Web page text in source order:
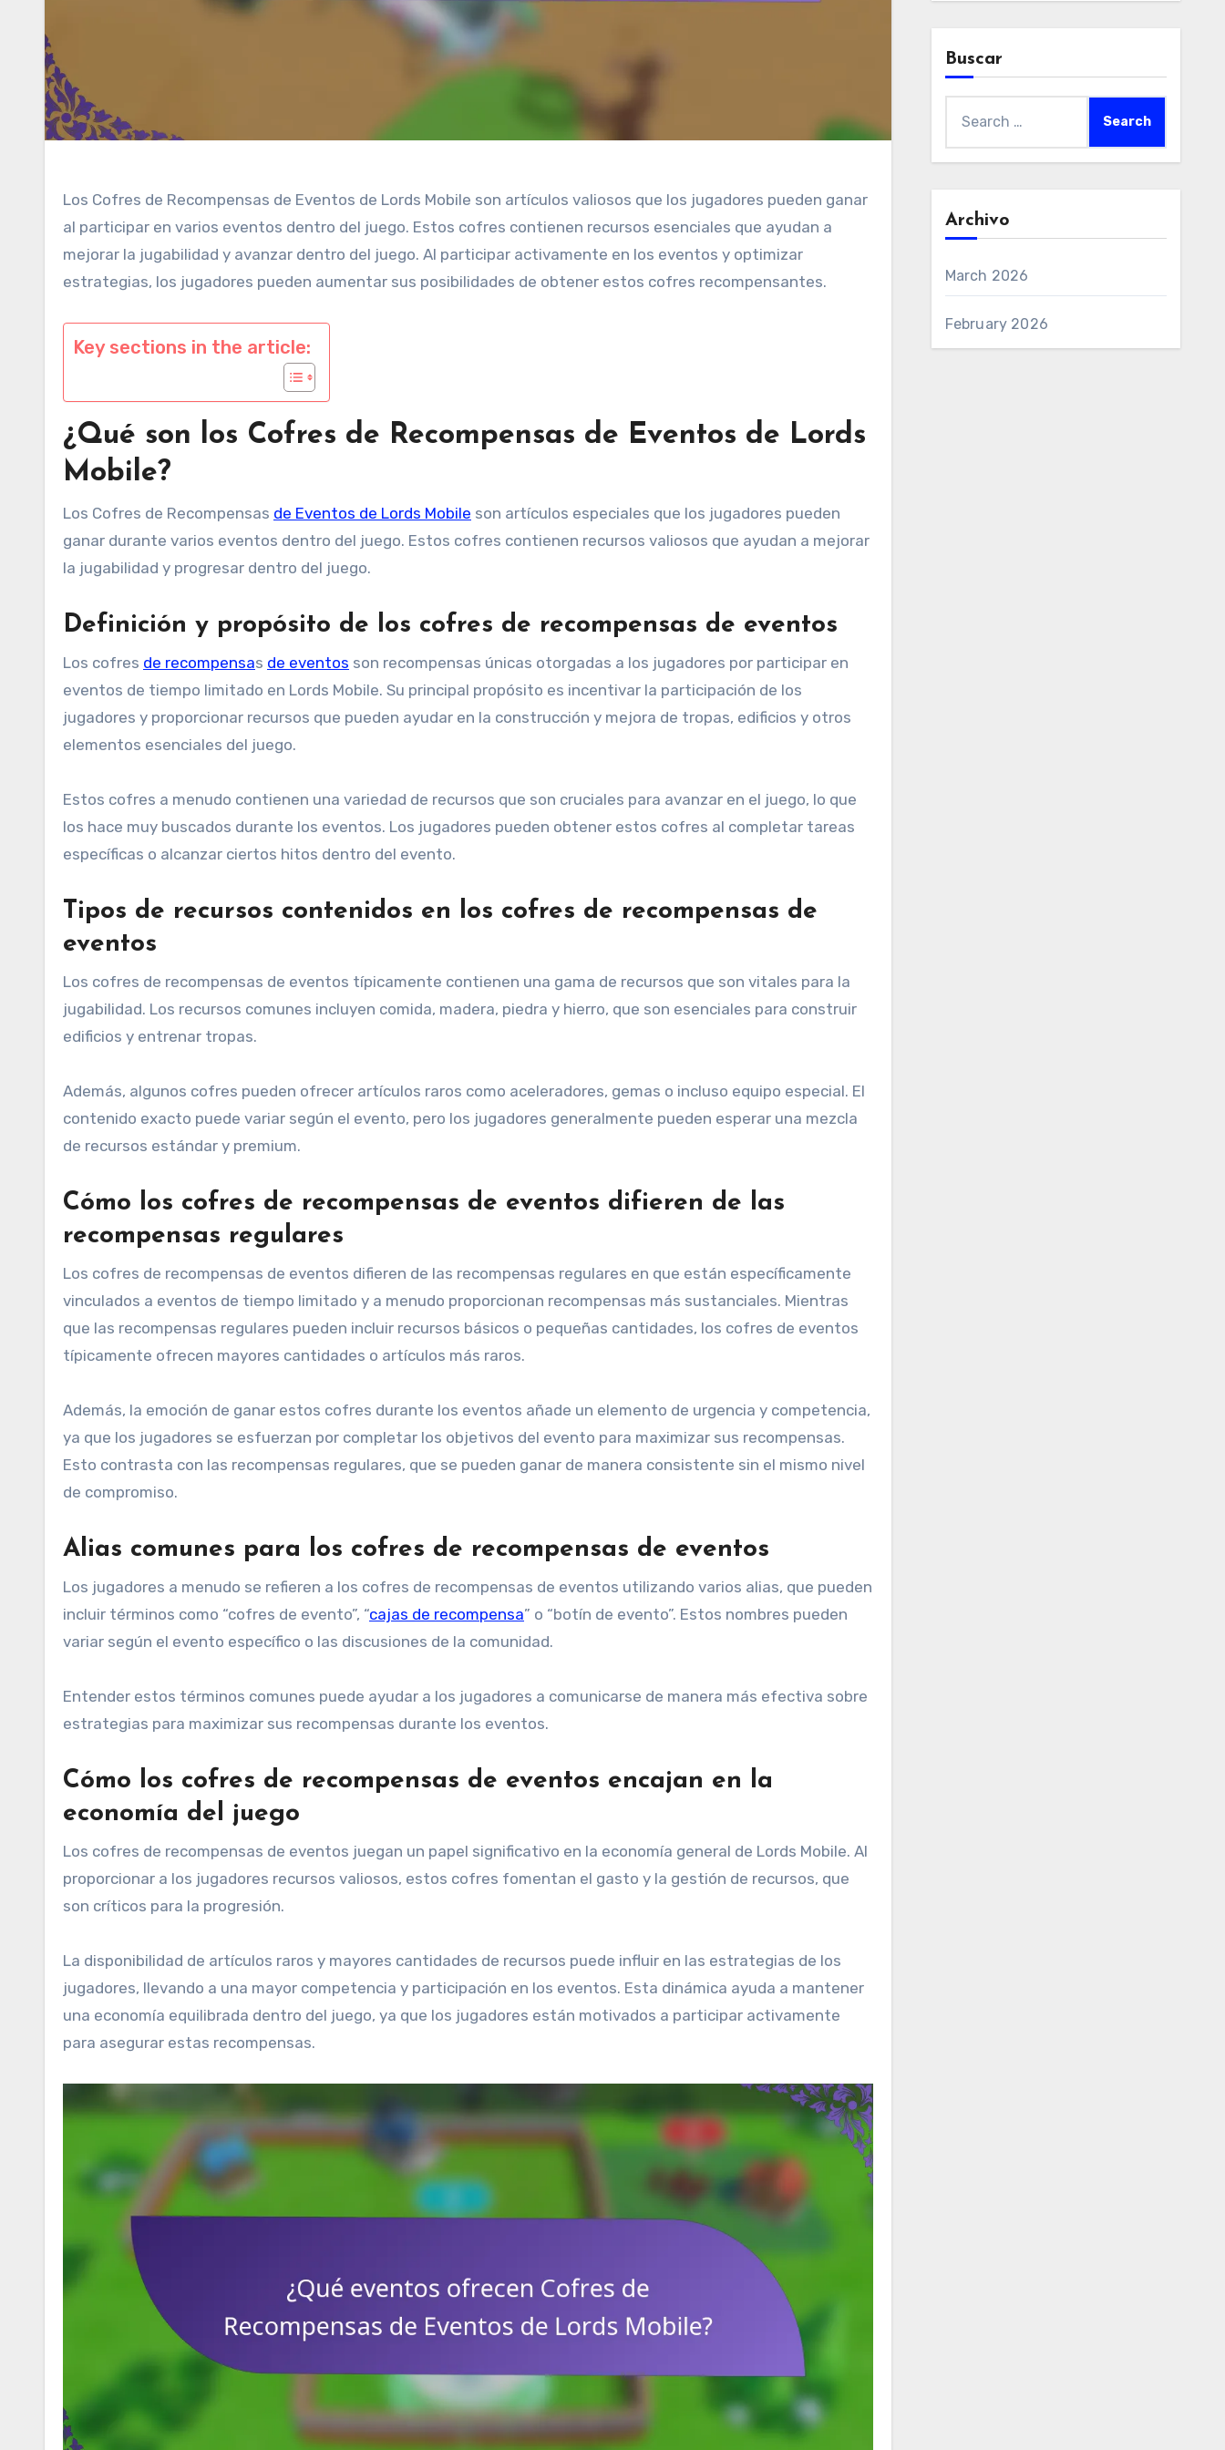
Los Cofres de Recompensas de Eventos de Lords Mobile son artículos valiosos que los jugadores pueden ganar
al participar en varios eventos dentro del juego. Estos cofres contienen recursos esenciales que ayudan a
mejorar la jugabilidad y avanzar dentro del juego. Al participar activamente en los eventos y optimizar
estrategias, los jugadores pueden aumentar sus posibilidades de obtener estos cofres recompensantes.
Key sections in the article:
¿Qué son los Cofres de Recompensas de Eventos de Lords
Mobile?
Los Cofres de Recompensas de Eventos de Lords Mobile son artículos especiales que los jugadores pueden
ganar durante varios eventos dentro del juego. Estos cofres contienen recursos valiosos que ayudan a mejorar
la jugabilidad y progresar dentro del juego.
Definición y propósito de los cofres de recompensas de eventos
Los cofres de recompensas de eventos son recompensas únicas otorgadas a los jugadores por participar en
eventos de tiempo limitado en Lords Mobile. Su principal propósito es incentivar la participación de los
jugadores y proporcionar recursos que pueden ayudar en la construcción y mejora de tropas, edificios y otros
elementos esenciales del juego.
Estos cofres a menudo contienen una variedad de recursos que son cruciales para avanzar en el juego, lo que
los hace muy buscados durante los eventos. Los jugadores pueden obtener estos cofres al completar tareas
específicas o alcanzar ciertos hitos dentro del evento.
Tipos de recursos contenidos en los cofres de recompensas de
eventos
Los cofres de recompensas de eventos típicamente contienen una gama de recursos que son vitales para la
jugabilidad. Los recursos comunes incluyen comida, madera, piedra y hierro, que son esenciales para construir
edificios y entrenar tropas.
Además, algunos cofres pueden ofrecer artículos raros como aceleradores, gemas o incluso equipo especial. El
contenido exacto puede variar según el evento, pero los jugadores generalmente pueden esperar una mezcla
de recursos estándar y premium.
Cómo los cofres de recompensas de eventos difieren de las
recompensas regulares
Los cofres de recompensas de eventos difieren de las recompensas regulares en que están específicamente
vinculados a eventos de tiempo limitado y a menudo proporcionan recompensas más sustanciales. Mientras
que las recompensas regulares pueden incluir recursos básicos o pequeñas cantidades, los cofres de eventos
típicamente ofrecen mayores cantidades o artículos más raros.
Además, la emoción de ganar estos cofres durante los eventos añade un elemento de urgencia y competencia,
ya que los jugadores se esfuerzan por completar los objetivos del evento para maximizar sus recompensas.
Esto contrasta con las recompensas regulares, que se pueden ganar de manera consistente sin el mismo nivel
de compromiso.
Alias comunes para los cofres de recompensas de eventos
Los jugadores a menudo se refieren a los cofres de recompensas de eventos utilizando varios alias, que pueden
incluir términos como “cofres de evento”, “cajas de recompensa” o “botín de evento”. Estos nombres pueden
variar según el evento específico o las discusiones de la comunidad.
Entender estos términos comunes puede ayudar a los jugadores a comunicarse de manera más efectiva sobre
estrategias para maximizar sus recompensas durante los eventos.
Cómo los cofres de recompensas de eventos encajan en la
economía del juego
Los cofres de recompensas de eventos juegan un papel significativo en la economía general de Lords Mobile. Al
proporcionar a los jugadores recursos valiosos, estos cofres fomentan el gasto y la gestión de recursos, que
son críticos para la progresión.
La disponibilidad de artículos raros y mayores cantidades de recursos puede influir en las estrategias de los
jugadores, llevando a una mayor competencia y participación en los eventos. Esta dinámica ayuda a mantener
una economía equilibrada dentro del juego, ya que los jugadores están motivados a participar activamente
para asegurar estas recompensas.
Buscar
for:
Archivo
March 2026
February 2026